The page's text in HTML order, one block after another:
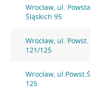
Wrocław, ul.
Śląskich 95
Wrocław, ul.
121/125
Wrocław,
125